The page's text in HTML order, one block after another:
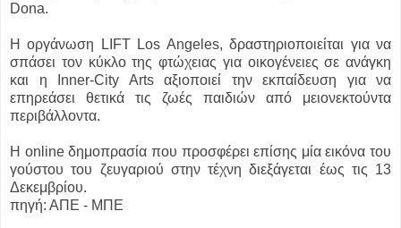
Dona.
Η οργάνωση LIFT Los Angeles, δραστηριοποιείται για να
σπάσει τον κύκλο της φτώχειας για οικογένειες σε ανάγκη
και η Inner-City Arts αξιοποιεί την εκπαίδευση για να
επηρεάσει θετικά τις ζωές παιδιών από μειονεκτούντα
περιβάλλοντα.
Η online δημοπρασία που προσφέρει επίσης μία εικόνα του
γούστου του ζευγαριού στην τέχνη διεξάγεται έως τις 13
Δεκεμβρίου.
πηγή: ΑΠΕ - ΜΠΕ